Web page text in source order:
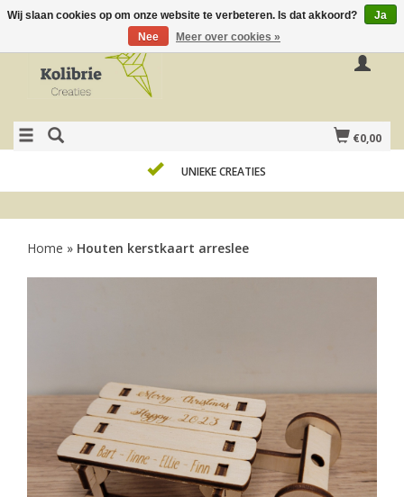
€0,00
UNIEKE CREATIES
Home » Houten kerstkaart arreslee
Wij slaan cookies op om onze website te verbeteren. Is dat akkoord?
Ja
Nee
Meer over cookies »